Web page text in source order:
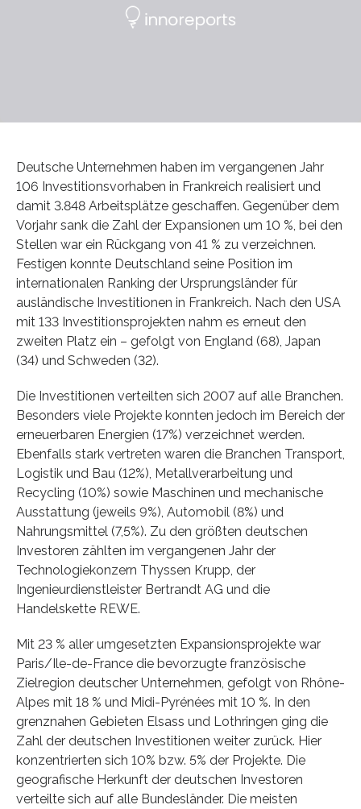
Deutsche Unternehmen haben im vergangenen Jahr
106 Investitionsvorhaben in Frankreich realisiert und
damit 3.848 Arbeitsplätze geschaffen. Gegenüber dem
Vorjahr sank die Zahl der Expansionen um 10 %, bei den
Stellen war ein Rückgang von 41 % zu verzeichnen.
Festigen konnte Deutschland seine Position im
internationalen Ranking der Ursprungsländer für
ausländische Investitionen in Frankreich. Nach den USA
mit 133 Investitionsprojekten nahm es erneut den
zweiten Platz ein – gefolgt von England (68), Japan
(34) und Schweden (32).
Die Investitionen verteilten sich 2007 auf alle Branchen.
Besonders viele Projekte konnten jedoch im Bereich der
erneuerbaren Energien (17%) verzeichnet werden.
Ebenfalls stark vertreten waren die Branchen Transport,
Logistik und Bau (12%), Metallverarbeitung und
Recycling (10%) sowie Maschinen und mechanische
Ausstattung (jeweils 9%), Automobil (8%) und
Nahrungsmittel (7,5%). Zu den größten deutschen
Investoren zählten im vergangenen Jahr der
Technologiekonzern Thyssen Krupp, der
Ingenieurdienstleister Bertrandt AG und die
Handelskette REWE.
Mit 23 % aller umgesetzten Expansionsprojekte war
Paris/Ile-de-France die bevorzugte französische
Zielregion deutscher Unternehmen, gefolgt von Rhône-
Alpes mit 18 % und Midi-Pyrénées mit 10 %. In den
grenznahen Gebieten Elsass und Lothringen ging die
Zahl der deutschen Investitionen weiter zurück. Hier
konzentrierten sich 10% bzw. 5% der Projekte. Die
geografische Herkunft der deutschen Investoren
verteilte sich auf alle Bundesländer. Die meisten